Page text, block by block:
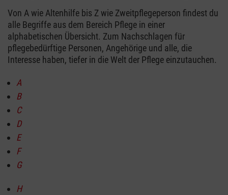
Von A wie Altenhilfe bis Z wie Zweitpflegeperson findest du
alle Begriffe aus dem Bereich Pflege in einer
alphabetischen Übersicht. Zum Nachschlagen für
pflegebedürftige Personen, Angehörige und alle, die
Interesse haben, tiefer in die Welt der Pflege einzutauchen.
A
B
C
D
E
F
G
H